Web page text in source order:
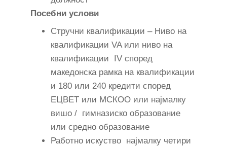
Посебни услови
Стручни квалификации – Ниво на
квалификации VA или ниво на
квалификации IV според
македонска рамка на квалификации
и 180 или 240 кредити според
ЕЦВЕТ или МСКОО или најмалку
вишо / гимназиско образование
или средно образование
Работно искуство најмалку четири